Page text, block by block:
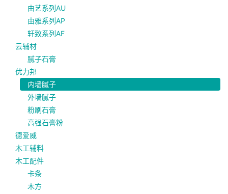
由艺系列AU
由雅系列AP
轩致系列AF
云辅材
腻子石膏
优力邦
内墙腻子
外墙腻子
粉刷石膏
高强石膏粉
德爱威
木工辅料
木工配件
卡条
木方